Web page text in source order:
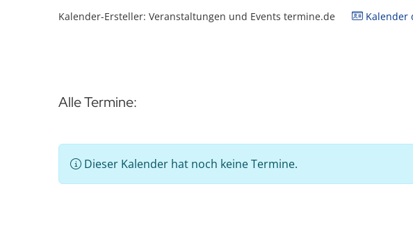
Kalender-Ersteller: Veranstaltungen und Events termine.de
Kalender
Alle Termine:
Dieser Kalender hat noch keine Termine.